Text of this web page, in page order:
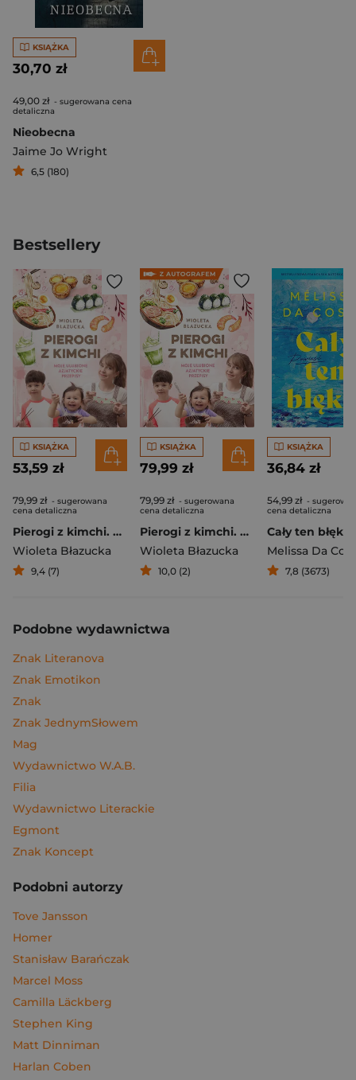
KSIĄŻKA
30,70 zł
49,00 zł - sugerowana cena
detaliczna
Nieobecna
Jaime Jo Wright
6,5 (180)
Bestsellery
KSIĄŻKA
53,59 zł
79,99 zł - sugerowana
cena detaliczna
Pierogi z kimchi. Moje ulubione azjatyckie przepisy
Wioleta Błazucka
9,4 (7)
KSIĄŻKA
79,99 zł
79,99 zł - sugerowana
cena detaliczna
Pierogi z kimchi. Moje ulubione azjatyckie przepisy - książka z autografem
Wioleta Błazucka
10,0 (2)
KSIĄŻKA
36,84 zł
54,99 zł -
cena detaliczna
Cały ten błękit
Melissa Da
7,8 (3673)
Podobne wydawnictwa
Znak Literanova
Znak Emotikon
Znak
Znak JednymSłowem
Mag
Wydawnictwo W.A.B.
Filia
Wydawnictwo Literackie
Egmont
Znak Koncept
Podobni autorzy
Tove Jansson
Homer
Stanisław Barańczak
Marcel Moss
Camilla Läckberg
Stephen King
Matt Dinniman
Harlan Coben